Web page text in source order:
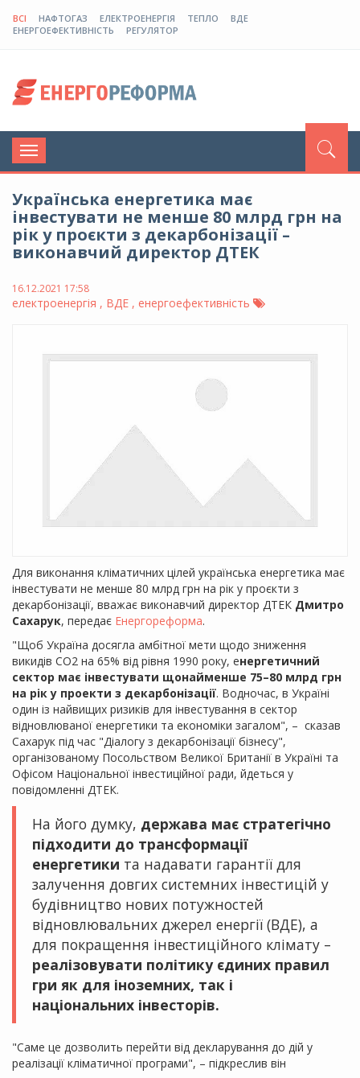
ВСІ НАФТОГАЗ ЕЛЕКТРОЕНЕРГІЯ ТЕПЛО
ВДЕ
ЕНЕРГОЕФЕКТИВНІСТЬ
РЕГУЛЯТОР
Toggle
navigation
Українська енергетика має
інвестувати не менше 80 млрд грн на
рік у проєкти з декарбонізації –
виконавчий директор ДТЕК
16.12.2021 17:58
електроенергія , ВДЕ , енергоефективність
Для виконання кліматичних цілей українська енергетика має
інвестувати не менше 80 млрд грн на рік у проєкти з
декарбонізації, вважає виконавчий директор ДТЕК Дмитро
Сахарук, передає Енергореформа.
"Щоб Україна досягла амбітної мети щодо зниження
викидів СО2 на 65% від рівня 1990 року, енергетичний
сектор має інвестувати щонайменше 75–80 млрд грн
на рік у проекти з декарбонізації. Водночас, в Україні
один із найвищих ризиків для інвестування в сектор
відновлюваної енергетики та економіки загалом", – сказав
Сахарук під час "Діалогу з декарбонізації бізнесу",
організованому Посольством Великої Британії в Україні та
Офісом Національної інвестиційної ради, йдеться у
повідомленні ДТЕК.
На його думку, держава має стратегічно
підходити до трансформації
енергетики та надавати гарантії для
залучення довгих системних інвестицій у
будівництво нових потужностей
відновлювальних джерел енергії (ВДЕ), а
для покращення інвестиційного клімату –
реалізовувати політику єдиних правил
гри як для іноземних, так і
національних інвесторів.
"Саме це дозволить перейти від декларування до дій у
реалізації кліматичної програми", – підкреслив він